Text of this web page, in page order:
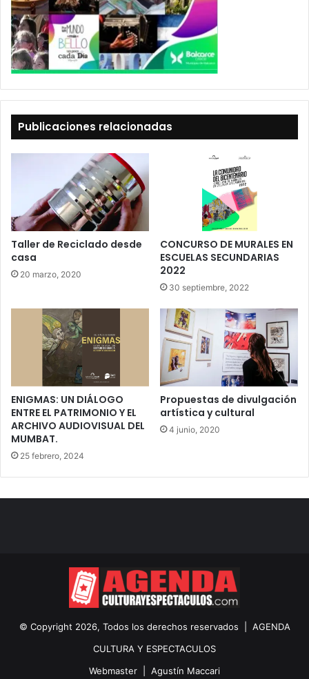
Publicaciones relacionadas
Taller de Reciclado desde
casa
20 marzo, 2020
CONCURSO DE MURALES EN
ESCUELAS SECUNDARIAS
2022
30 septiembre, 2022
ENIGMAS: UN DIÁLOGO
ENTRE EL PATRIMONIO Y EL
ARCHIVO AUDIOVISUAL DEL
MUMBAT.
25 febrero, 2024
Propuestas de divulgación
artística y cultural
4 junio, 2020
© Copyright 2026, Todos los derechos reservados | AGENDA
CULTURA Y ESPECTACULOS
Webmaster | Agustín Maccari